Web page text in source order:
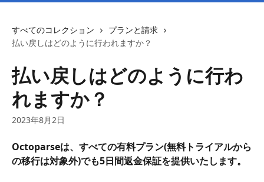
すべてのコレクション
プランと請求
払い戻しはどのように行われますか？
払い戻しはどのように行わ
れますか？
2023年8月2日
Octoparseは、すべての有料プラン(無料トライアルから
の移行は対象外)でも5日間返金保証を提供いたします。